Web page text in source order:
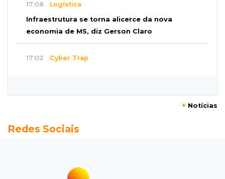
17:08 Logística
Infraestrutura se torna alicerce da nova
economia de MS, diz Gerson Claro
17:02 Cyber Trap
Continuidade ou alternância: a oposição
Eleições 2026
+ Notícias
Redes Sociais